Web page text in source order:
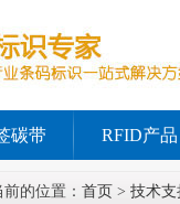
碳带 RFID产品
的位置： 首页 > 技术支